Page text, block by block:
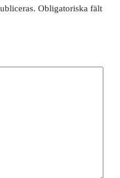
Obligatoriska fält